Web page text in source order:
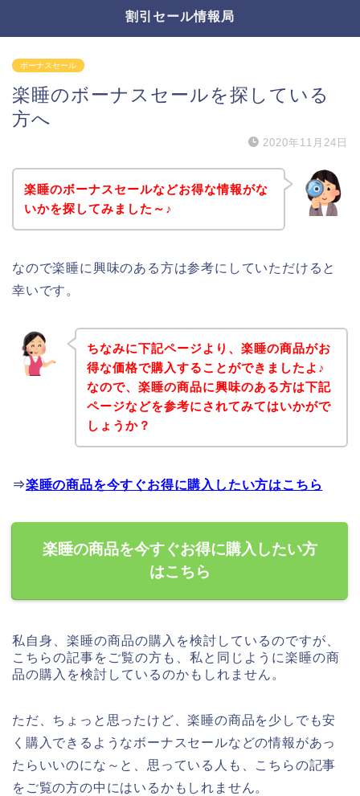
割引セール情報局
ボーナスセール
楽睡のボーナスセールを探している
方へ
2020年11月24日
楽睡のボーナスセールなどお得な情報がな
いかを探してみました～♪
なので楽睡に興味のある方は参考にしていただけると
幸いです。
ちなみに下記ページより、楽睡の商品がお
得な価格で購入することができましたよ♪
なので、楽睡の商品に興味のある方は下記
ページなどを参考にされてみてはいかがで
しょうか？
⇒楽睡の商品を今すぐお得に購入したい方はこちら
楽睡の商品を今すぐお得に購入したい方
はこちら
私自身、楽睡の商品の購入を検討しているのですが、
こちらの記事をご覧の方も、私と同じように楽睡の商
品の購入を検討しているのかもしれません。
ただ、ちょっと思ったけど、楽睡の商品を少しでも安
く購入できるようなボーナスセールなどの情報があっ
たらいいのにな～と、思っている人も、こちらの記事
をご覧の方の中にはいるかもしれません。